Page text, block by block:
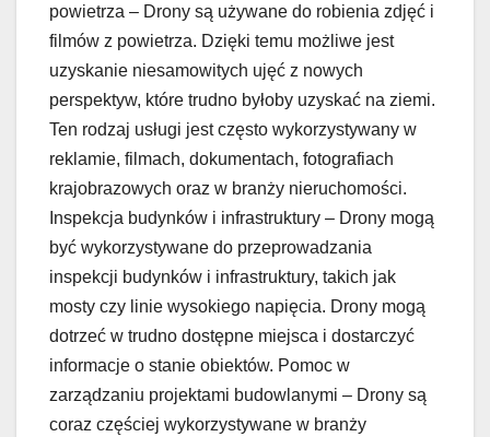
powietrza – Drony są używane do robienia zdjęć i
filmów z powietrza. Dzięki temu możliwe jest
uzyskanie niesamowitych ujęć z nowych
perspektyw, które trudno byłoby uzyskać na ziemi.
Ten rodzaj usługi jest często wykorzystywany w
reklamie, filmach, dokumentach, fotografiach
krajobrazowych oraz w branży nieruchomości.
Inspekcja budynków i infrastruktury – Drony mogą
być wykorzystywane do przeprowadzania
inspekcji budynków i infrastruktury, takich jak
mosty czy linie wysokiego napięcia. Drony mogą
dotrzeć w trudno dostępne miejsca i dostarczyć
informacje o stanie obiektów. Pomoc w
zarządzaniu projektami budowlanymi – Drony są
coraz częściej wykorzystywane w branży